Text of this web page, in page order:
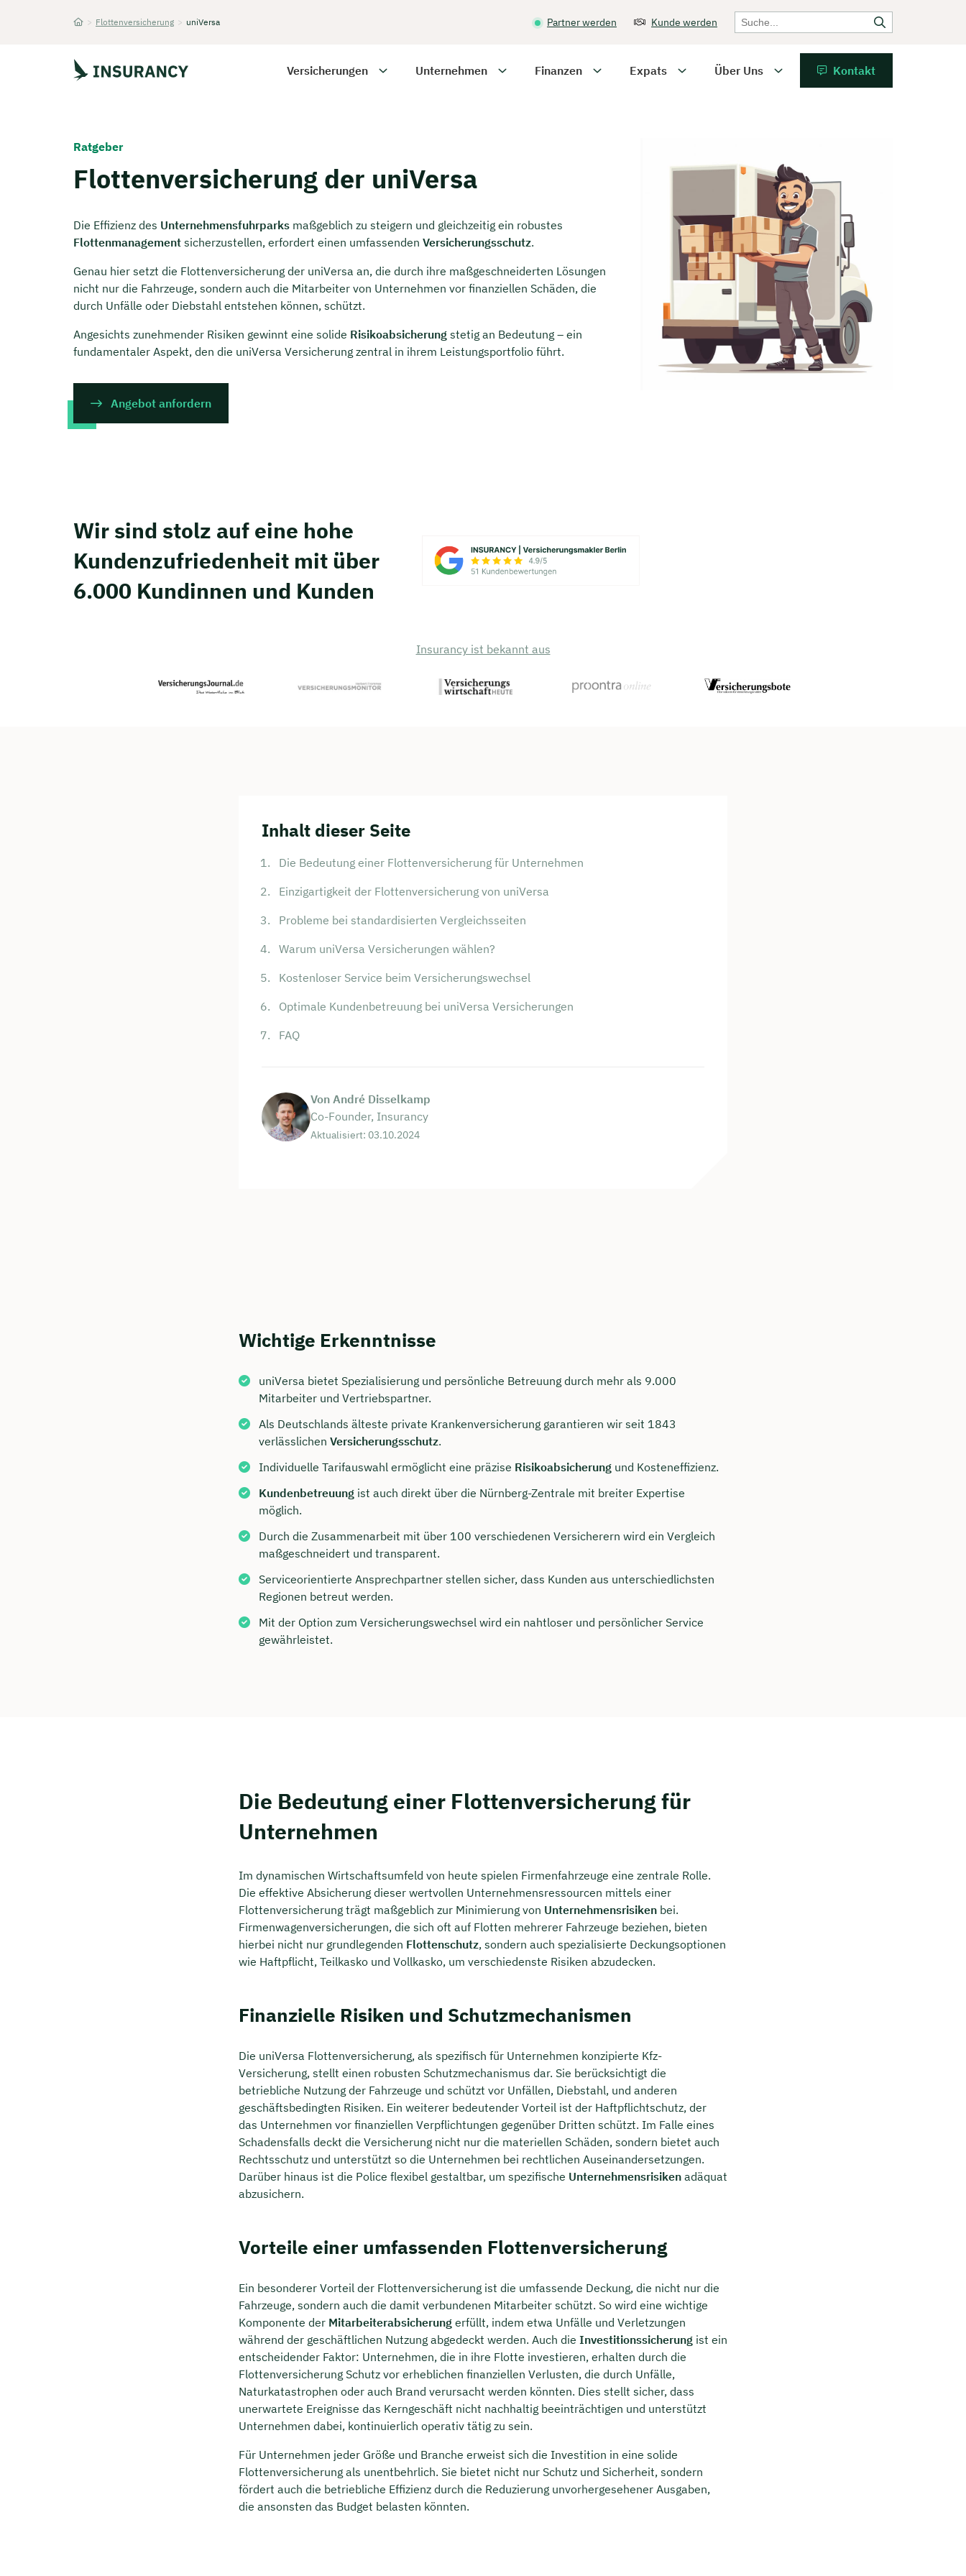
> Flottenversicherung > uniVersa Partner werden Kunde werden
Versicherungen Unternehmen Finanzen Expats Über Uns Kontakt
Ratgeber
Flottenversicherung der uniVersa
Die Effizienz des Unternehmensfuhrparks maßgeblich zu steigern und gleichzeitig ein robustes
Flottenmanagement sicherzustellen, erfordert einen umfassenden Versicherungsschutz.
Genau hier setzt die Flottenversicherung der uniVersa an, die durch ihre maßgeschneiderten Lösungen
nicht nur die Fahrzeuge, sondern auch die Mitarbeiter von Unternehmen vor finanziellen Schäden, die
durch Unfälle oder Diebstahl entstehen können, schützt.
Angesichts zunehmender Risiken gewinnt eine solide Risikoabsicherung stetig an Bedeutung – ein
fundamentaler Aspekt, den die uniVersa Versicherung zentral in ihrem Leistungsportfolio führt.
Angebot anfordern
Wir sind stolz auf eine hohe
Kunden­zufriedenheit mit über
6.000 Kundinnen und Kunden
Insurancy ist bekannt aus
Inhalt dieser Seite
Die Bedeutung einer Flottenversicherung für Unternehmen
Einzigartigkeit der Flottenversicherung von uniVersa
Probleme bei standardisierten Vergleichsseiten
Warum uniVersa Versicherungen wählen?
Kostenloser Service beim Versicherungswechsel
Optimale Kundenbetreuung bei uniVersa Versicherungen
FAQ
Von André Disselkamp
Co-Founder, Insurancy
Aktualisiert: 03.10.2024
Wichtige Erkenntnisse
uniVersa bietet Spezialisierung und persönliche Betreuung durch mehr als 9.000
Mitarbeiter und Vertriebspartner.
Als Deutschlands älteste private Krankenversicherung garantieren wir seit 1843
verlässlichen Versicherungsschutz.
Individuelle Tarifauswahl ermöglicht eine präzise Risikoabsicherung und Kosteneffizienz.
Kundenbetreuung ist auch direkt über die Nürnberg-Zentrale mit breiter Expertise
möglich.
Durch die Zusammenarbeit mit über 100 verschiedenen Versicherern wird ein Vergleich
maßgeschneidert und transparent.
Serviceorientierte Ansprechpartner stellen sicher, dass Kunden aus unterschiedlichsten
Regionen betreut werden.
Mit der Option zum Versicherungswechsel wird ein nahtloser und persönlicher Service
gewährleistet.
Die Bedeutung einer Flottenversicherung für
Unternehmen
Im dynamischen Wirtschaftsumfeld von heute spielen Firmenfahrzeuge eine zentrale Rolle.
Die effektive Absicherung dieser wertvollen Unternehmensressourcen mittels einer
Flottenversicherung trägt maßgeblich zur Minimierung von Unternehmensrisiken bei.
Firmenwagenversicherungen, die sich oft auf Flotten mehrerer Fahrzeuge beziehen, bieten
hierbei nicht nur grundlegenden Flottenschutz, sondern auch spezialisierte Deckungsoptionen
wie Haftpflicht, Teilkasko und Vollkasko, um verschiedenste Risiken abzudecken.
Finanzielle Risiken und Schutzmechanismen
Die uniVersa Flottenversicherung, als spezifisch für Unternehmen konzipierte Kfz-
Versicherung, stellt einen robusten Schutzmechanismus dar. Sie berücksichtigt die
betriebliche Nutzung der Fahrzeuge und schützt vor Unfällen, Diebstahl, und anderen
geschäftsbedingten Risiken. Ein weiterer bedeutender Vorteil ist der Haftpflichtschutz, der
das Unternehmen vor finanziellen Verpflichtungen gegenüber Dritten schützt. Im Falle eines
Schadensfalls deckt die Versicherung nicht nur die materiellen Schäden, sondern bietet auch
Rechtsschutz und unterstützt so die Unternehmen bei rechtlichen Auseinandersetzungen.
Darüber hinaus ist die Police flexibel gestaltbar, um spezifische Unternehmensrisiken adäquat
abzusichern.
Vorteile einer umfassenden Flottenversicherung
Ein besonderer Vorteil der Flottenversicherung ist die umfassende Deckung, die nicht nur die
Fahrzeuge, sondern auch die damit verbundenen Mitarbeiter schützt. So wird eine wichtige
Komponente der Mitarbeiterabsicherung erfüllt, indem etwa Unfälle und Verletzungen
während der geschäftlichen Nutzung abgedeckt werden. Auch die Investitionssicherung ist ein
entscheidender Faktor: Unternehmen, die in ihre Flotte investieren, erhalten durch die
Flottenversicherung Schutz vor erheblichen finanziellen Verlusten, die durch Unfälle,
Naturkatastrophen oder auch Brand verursacht werden könnten. Dies stellt sicher, dass
unerwartete Ereignisse das Kerngeschäft nicht nachhaltig beeinträchtigen und unterstützt
Unternehmen dabei, kontinuierlich operativ tätig zu sein.
Für Unternehmen jeder Größe und Branche erweist sich die Investition in eine solide
Flottenversicherung als unentbehrlich. Sie bietet nicht nur Schutz und Sicherheit, sondern
fördert auch die betriebliche Effizienz durch die Reduzierung unvorhergesehener Ausgaben,
die ansonsten das Budget belasten könnten.
Jetzt persönliches
Beratungsgespräch mit Jonas
Ubben sichern 🤝
Wir beraten dich Montag bis Freitag von 8 bis 18 Uhr
Dauer: ca. 30 Minuten
Kostenfrei & unverbindlich